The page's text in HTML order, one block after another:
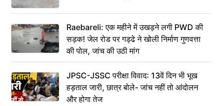
Raebareli: एक महीने में उखड़ने लगी PWD की
सड़क! जेल रोड पर गड्ढे ने खोली निर्माण गुणवत्ता
की पोल, जांच की उठी मांग
JPSC-JSSC परीक्षा विवाद: 13वें दिन भी भूख
हड़ताल जारी, छात्र बोले- जांच नहीं तो आंदोलन
और होगा तेज